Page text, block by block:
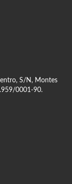
S/N, Montes
0001-90.